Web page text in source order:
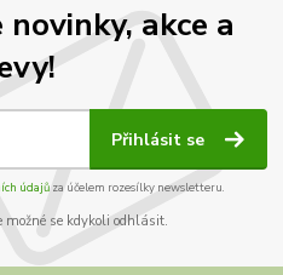
akce a
Přihlásit se
údajůza účelem rozesílky newsletteru.
možné se kdykoli odhlásit.